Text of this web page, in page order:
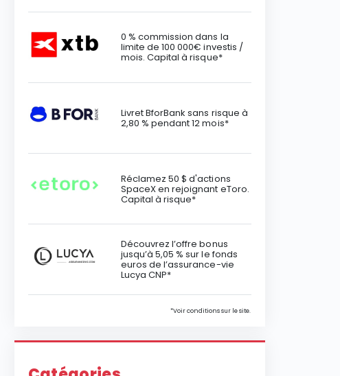
0 % commission dans la
limite de 100 000€ investis /
mois. Capital à risque*
Livret BforBank sans risque à
2,80 % pendant 12 mois*
Réclamez 50 $ d'actions
SpaceX en rejoignant eToro.
Capital à risque*
Découvrez l’offre bonus
jusqu’à 5,05 % sur le fonds
euros de l’assurance-vie
Lucya CNP*
*Voir conditions sur le site.